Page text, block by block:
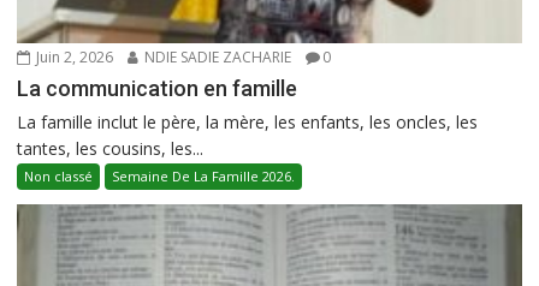
Juin 2, 2026 NDIE SADIE ZACHARIE 0
La communication en famille
La famille inclut le père, la mère, les enfants, les oncles, les
tantes, les cousins, les...
Non classé Semaine De La Famille 2026.